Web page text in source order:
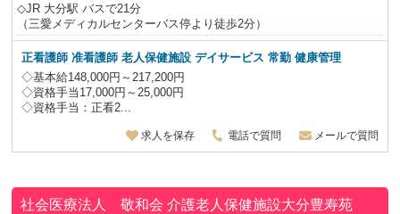
◇JR 大分駅 バスで21分
（三愛メディカルセンターバス停より徒歩2分）
正看護師 准看護師 老人保健施設 デイサービス常勤 健康管理
◇基本給148,000円～217,200円
◇資格手当17,000円～25,000円
◇資格手当：正看2...
求人を保存 電話で質問 メールで質問
社会医療法人 敬和会介護老人保健施設大分豊寿苑